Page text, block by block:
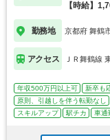
【時給】
勤務地 京都府 舞鶴
アクセス ＪＲ舞鶴線
年収500万円以上可 新卒も
原則、引越しを伴う転勤なし
スキルアップ
駅チカ 車通